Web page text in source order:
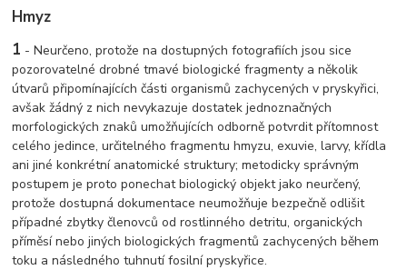
Hmyz
1 - Neurčeno, protože na dostupných fotografiích jsou sice
pozorovatelné drobné tmavé biologické fragmenty a několik
útvarů připomínajících části organismů zachycených v pryskyřici,
avšak žádný z nich nevykazuje dostatek jednoznačných
morfologických znaků umožňujících odborně potvrdit přítomnost
celého jedince, určitelného fragmentu hmyzu, exuvie, larvy, křídla
ani jiné konkrétní anatomické struktury; metodicky správným
postupem je proto ponechat biologický objekt jako neurčený,
protože dostupná dokumentace neumožňuje bezpečně odlišit
případné zbytky členovců od rostlinného detritu, organických
příměsí nebo jiných biologických fragmentů zachycených během
toku a následného tuhnutí fosilní pryskyřice.